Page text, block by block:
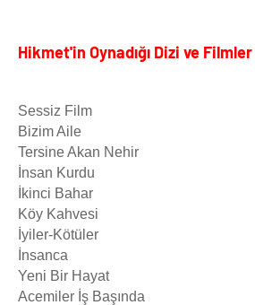
Hikmet'in Oynadığı Dizi ve Filmler
Sessiz Film
Bizim Aile
Tersine Akan Nehir
İnsan Kurdu
İkinci Bahar
Köy Kahvesi
İyiler-Kötüler
İnsanca
Yeni Bir Hayat
Acemiler İş Başında